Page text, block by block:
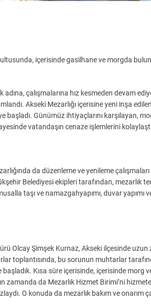
içerisinde gasilhane ve morgda
çalışmalarına hız kesmeden devam
Akseki Mezarlığı içerisine yeni inşa
Günümüz ihtiyaçlarını karşılayan,
vatandaşın cenaze işlemlerini
da düzenleme ve yenileme
Belediyesi ekipleri tarafından, mezarlık
taşı ve namazgahyapımı, duvar yapımı
Olcay Şimşek Kurnaz, Akseki ilçesinde uzun
toplantısında, bu sorunun muhtarlar
Kısa süre içerisinde, içerisinde morg
zamanda da Mezarlık Hizmet Birimi’ni
O konuda da mezarlık bakım ve onarım